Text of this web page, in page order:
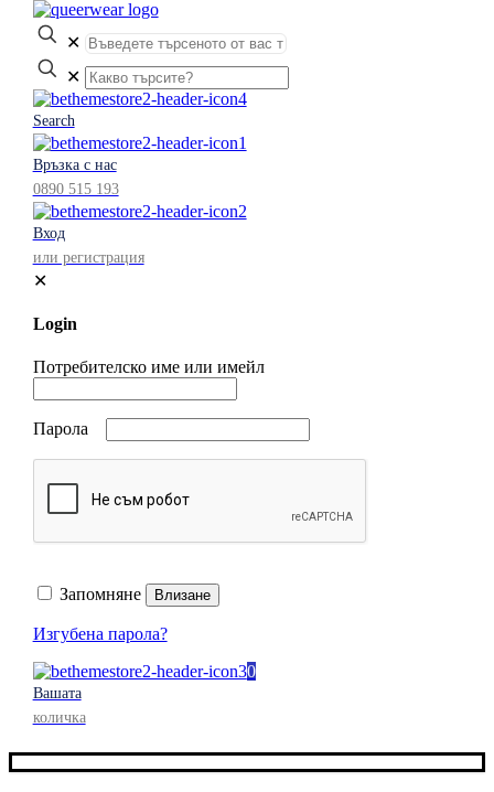
✕
✕
Search
Връзка с нас
0890 515 193
Вход
или регистрация
✕
Login
Потребителско име или имейл
Парола
Запомняне Влизане
Изгубена парола?
0
Вашата
количка